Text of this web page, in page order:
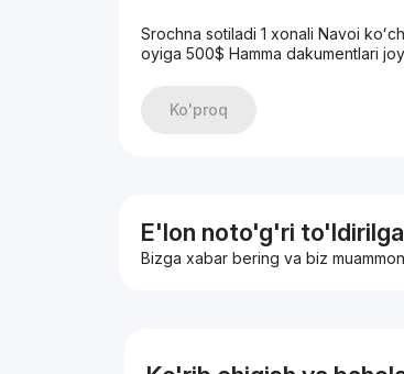
Srochna sotiladi 1 xonali Navoi
oyiga 500$ Hamma dakumentlari
Ko'proq
E'lon noto'g'ri
Bizga xabar bering va biz